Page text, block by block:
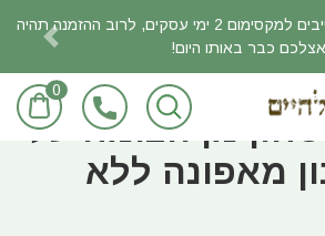
תל אביביים! אנחנו מתחייבים למקסימום 2 ימי עסקים, לרוב ההזמנה תהיה
אצלכם כבר באותו היום!
0
טחון מן הצומח על
מאפונה ללא